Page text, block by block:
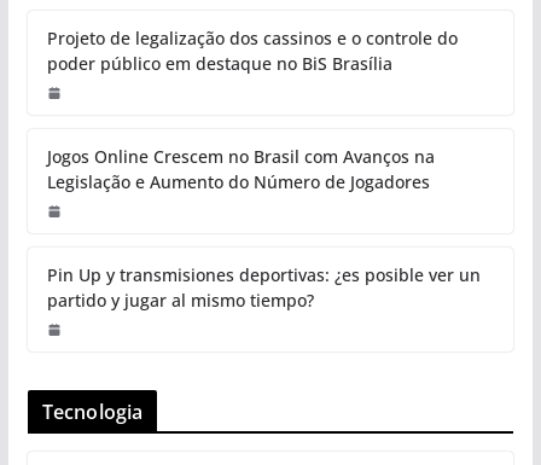
Projeto de legalização dos cassinos e o controle do
poder público em destaque no BiS Brasília
Jogos Online Crescem no Brasil com Avanços na
Legislação e Aumento do Número de Jogadores
Pin Up y transmisiones deportivas: ¿es posible ver un
partido y jugar al mismo tiempo?
Tecnologia